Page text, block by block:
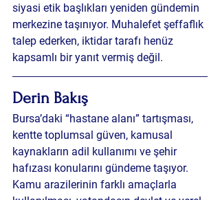
siyasi etik başlıkları yeniden gündemin
merkezine taşınıyor. Muhalefet şeffaflık
talep ederken, iktidar tarafı henüz
kapsamlı bir yanıt vermiş değil.
Derin Bakış
Bursa’daki “hastane alanı” tartışması,
kentte toplumsal güven, kamusal
kaynakların adil kullanımı ve şehir
hafızası konularını gündeme taşıyor.
Kamu arazilerinin farklı amaçlarla